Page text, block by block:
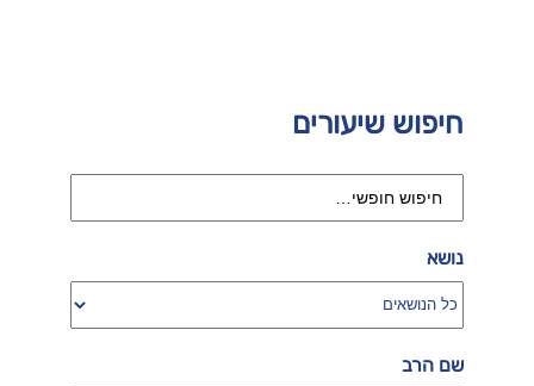
חיפוש שיעורים
נושא
שם הרב